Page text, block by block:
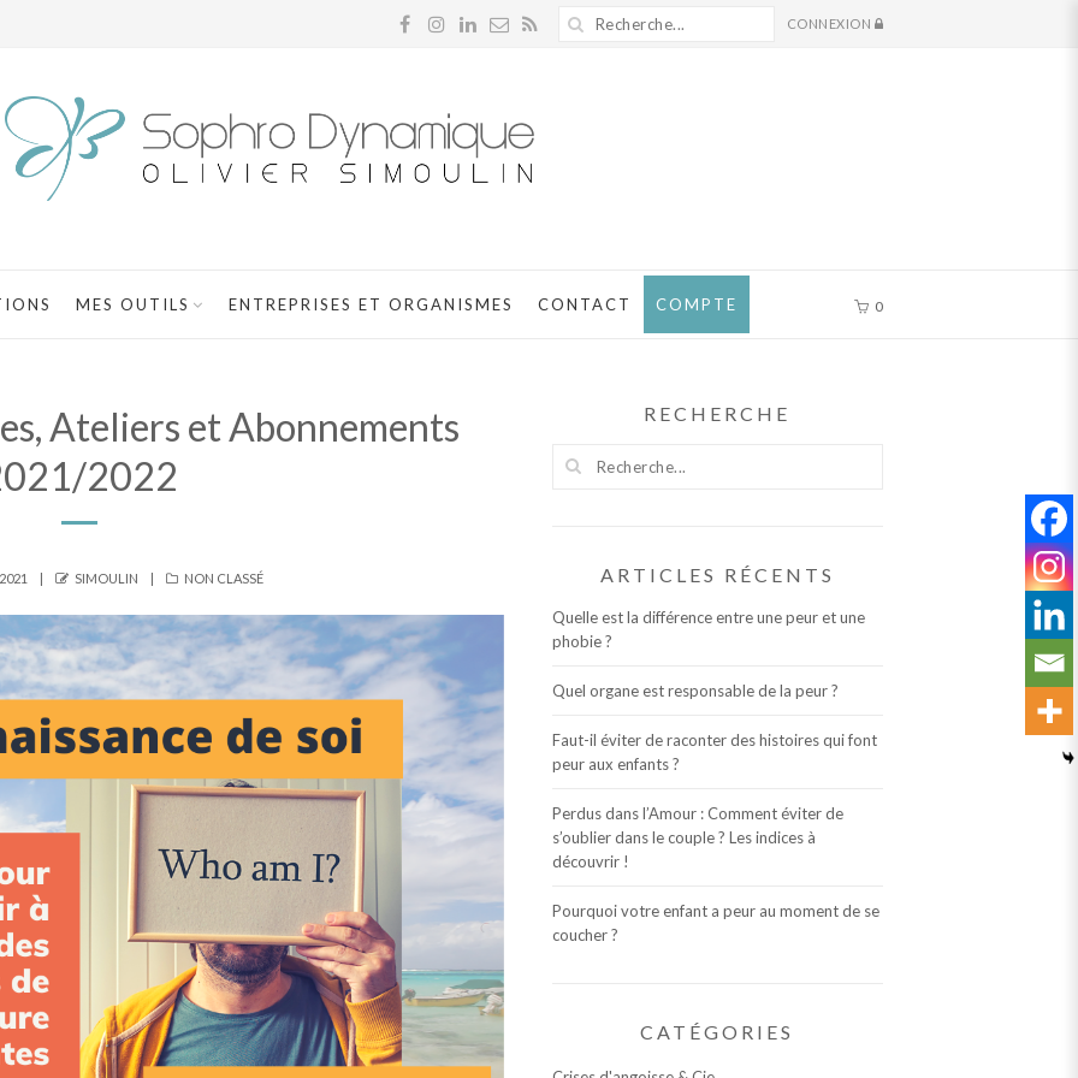
CONNEXION
MES OUTILS ENTREPRISES ET ORGANISMES CONTACT COMPTE 0
Ateliers et Abonnements
2022
AUTHOR
SIMOULIN CATEGORIES
NON CLASSÉ
RECHERCHE
ARTICLES RÉCENTS
Quelle est la différence entre une peur et une
phobie ?
Quel organe est responsable de la peur ?
Faut-il éviter de raconter des histoires qui font
peur aux enfants ?
Perdus dans l’Amour : Comment éviter de
s’oublier dans le couple ? Les indices à
découvrir !
Pourquoi votre enfant a peur au moment de se
coucher ?
CATÉGORIES